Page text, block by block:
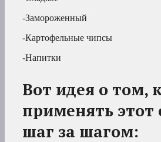
-Замороженный
-Картофельные чипсы
-Напитки
Вот идея о том,
применять этот
шаг за шагом: